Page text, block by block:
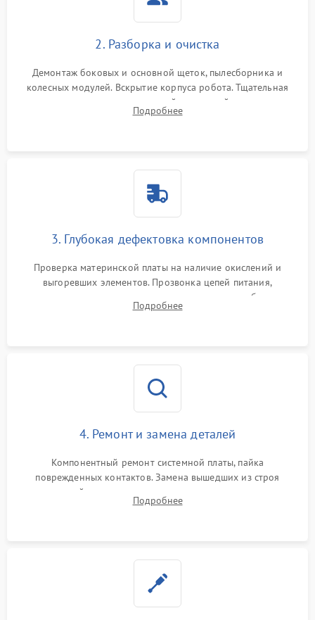
2. Разборка и очистка
Демонтаж боковых и основной щеток, пылесборника и
колесных модулей. Вскрытие корпуса робота. Тщательная
очистка внутренних полостей, шестерней и плат от
скопившейся пыли, волос и шерсти животных с
Подробнее
3. Глубокая дефектовка компонентов
Проверка материнской платы на наличие окислений и
выгоревших элементов. Прозвонка цепей питания,
тестирование приводных моторов колес и турбины
всасывания. Оценка состояния оптических и инфракрасных
Подробнее
4. Ремонт и замена деталей
Компонентный ремонт системной платы, пайка
поврежденных контактов. Замена вышедших из строя
двигателей, изношенного аккумулятора, неисправного
лидара или помпы подачи воды. Восстановление шлейфов и
Подробнее